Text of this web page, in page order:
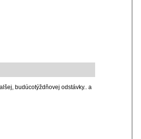
budúcotýždňovej odstávky.. a